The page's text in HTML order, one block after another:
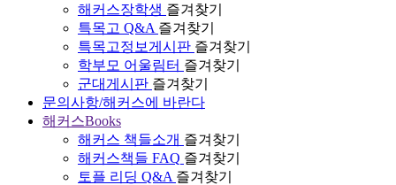
해커스장학생 즐겨찾기
특목고 Q&A 즐겨찾기
특목고정보게시판 즐겨찾기
학부모 어울림터 즐겨찾기
군대게시판 즐겨찾기
문의사항/해커스에 바란다
해커스Books
해커스 책들소개 즐겨찾기
해커스책들 FAQ 즐겨찾기
토플 리딩 Q&A 즐겨찾기